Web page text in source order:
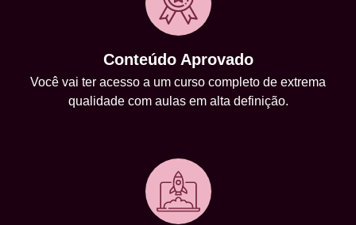
Conteúdo Aprovado
Você vai ter acesso a um curso completo de extrema
qualidade com aulas em alta definição.